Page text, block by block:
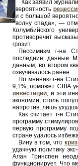
Как заявил
вероятность
и с большой
волну спада», —
Колумбийского
противоречит
грозит.
Пессимизм г-на
последние данные
данным, во втором
озвучивалось ранее.
По мнению г-на
9,1%, поможет США
инвестиции, и эти
экономии, столь
напротив, лишь
Как считает г-н
программу
первую программу
стране удалось
Вину в том, что
удачную политику
Алан Гринспен
функционирует. Что